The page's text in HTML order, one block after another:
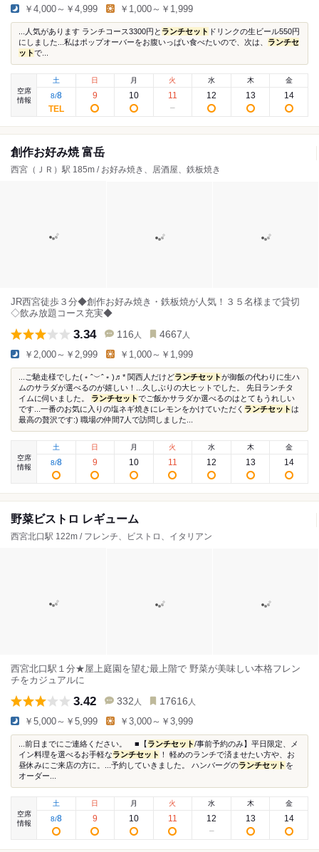
￥4,000～￥4,999 ￥1,000～￥1,999
...人気があります ランチコース3300円と ランチセット ドリンクの生ビール550円
にしました...私はポップオーバーをお腹いっぱい食べたいので、次は、 ランチセ
ットで...
空席
情報
土
8/8
日
9
月
10
火
11
水
12
木
13
金
14
創作お好み焼 富岳
西宮（ＪＲ）駅 185m / お好み焼き、居酒屋、鉄板焼き
JR西宮徒歩３分◆創作お好み焼き・鉄板焼が人気！３５名様まで貸切
◇飲み放題コース充実◆
3.34 116 人 4667 人
￥2,000～￥2,999 ￥1,000～￥1,999
...ご馳走様でした(﹡ˆ︶ˆ﹡)♬* 関西人だけどランチセットが御飯の代わりに生ハ
ムのサラダが選べるのが嬉しい！...久しぶりの大ヒットでした。 先日ランチタ
イムに伺いました。 ランチセットでご飯かサラダか選べるのはとてもうれしい
です...一番のお気に入りの塩ネギ焼きにレモンをかけていただく ランチセットは
最高の贅沢です:) 職場の仲間7人で訪問しました...
空席
情報
土
8/8
日
9
月
10
火
11
水
12
木
13
金
14
野菜ビストロ レギューム
西宮北口駅 122m / フレンチ、ビストロ、イタリアン
西宮北口駅１分★屋上庭園を望む最上階で 野菜が美味しい本格フレン
チをカジュアルに
3.42 332 人 17616 人
￥5,000～￥5,999 ￥3,000～￥3,999
...前日までにご連絡ください。 ■【 ランチセット/事前予約のみ】平日限定、メ
イン料理を選べるお手軽なランチセット ！ 軽めのランチで済ませたい方や、お
昼休みにご来店の方に。...予約していきました。 ハンバーグのランチセット を
オーダー...
空席
情報
土
8/8
日
9
月
10
火
11
水
12
木
13
金
14